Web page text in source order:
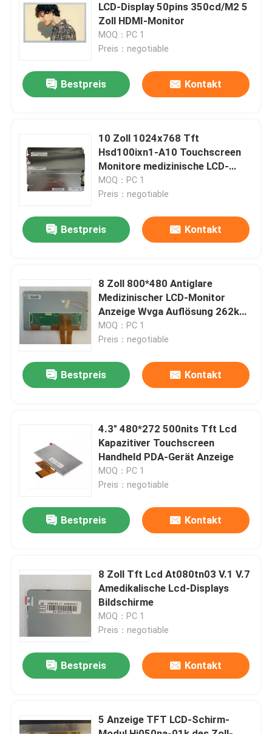
Zu Hause
Videos
Werksbesichtigung
Qualitätskontrolle
Kontakt mit uns
Neuigkeiten
Einteilige Computer
LCD-Display 50pins 350cd/M2 5
Zoll HDMI-Monitor
MOQ：PC 1
Preis：negotiable
Bestpreis Kontakt
10 Zoll 1024x768 Tft
Hsd100ixn1-A10 Touchscreen
Monitore medizinische LCD-
Display
MOQ：PC 1
Preis：negotiable
Bestpreis Kontakt
8 Zoll 800*480 Antiglare
Medizinischer LCD-Monitor
Anzeige Wvga Auflösung 262k
Farben
MOQ：PC 1
Preis：negotiable
Bestpreis Kontakt
4.3" 480*272 500nits Tft Lcd
Kapazitiver Touchscreen
Handheld PDA-Gerät Anzeige
MOQ：PC 1
Preis：negotiable
Bestpreis Kontakt
8 Zoll Tft Lcd At080tn03 V.1 V.7
Amedikalische Lcd-Displays
Bildschirme
MOQ：PC 1
Preis：negotiable
Bestpreis Kontakt
5 Anzeige TFT LCD-Schirm-